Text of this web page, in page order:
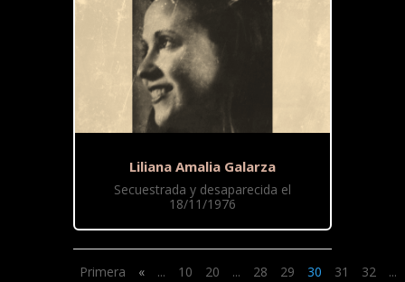
Liliana Amalia Galarza
Secuestrada y desaparecida el
18/11/1976
Primera « ... 10 20 ... 28 29 30 31 32 ...